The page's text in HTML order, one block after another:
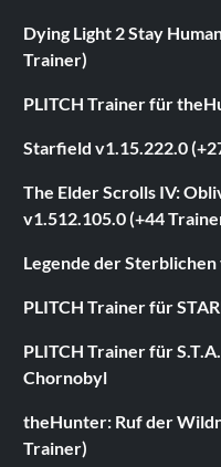
Dying Light 2 Stay
Trainer)
PLITCH Trainer für
Starfield v1.15.222.0
The Elder Scrolls IV:
v1.512.105.0 (+44
Legende der
PLITCH Trainer für
PLITCH Trainer für
Chornobyl
theHunter: Ruf der
Trainer)